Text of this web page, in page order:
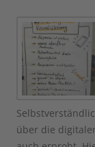
über die